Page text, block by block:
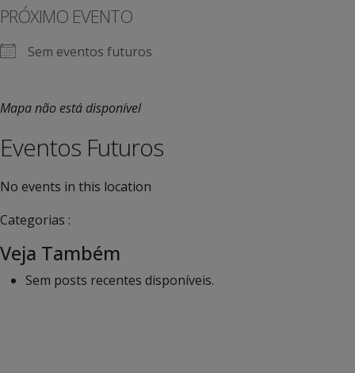
PRÓXIMO EVENTO
Sem eventos futuros
Mapa não está disponível
Eventos Futuros
No events in this location
Categorias :
Veja Também
Sem posts recentes disponíveis.